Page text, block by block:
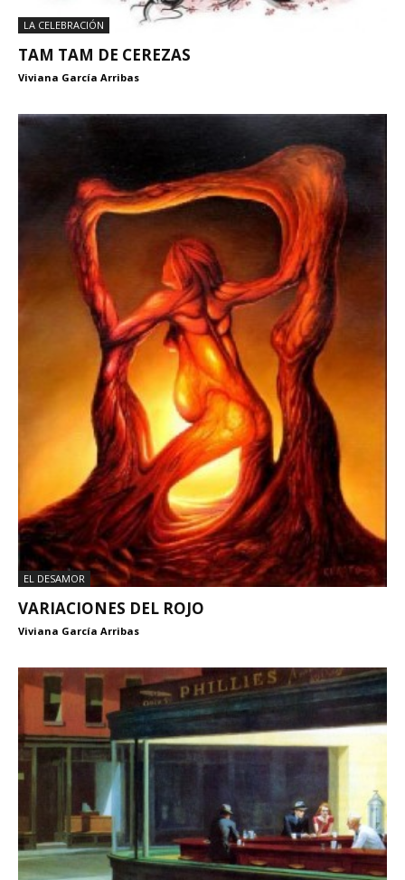
LA CELEBRACIÓN
TAM TAM DE CEREZAS
Viviana García Arribas
EL DESAMOR
VARIACIONES DEL ROJO
Viviana García Arribas